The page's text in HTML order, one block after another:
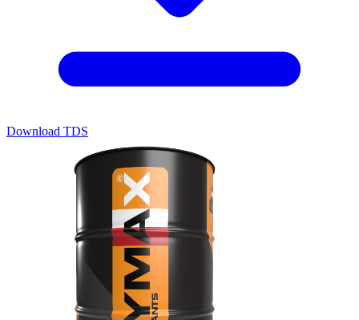
Download TDS